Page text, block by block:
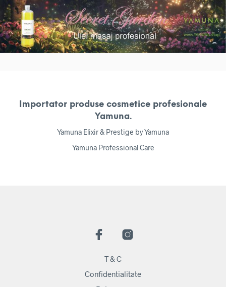
Importator produse cosmetice profesionale
Yamuna.
Yamuna Elixir & Prestige by Yamuna
Yamuna Professional Care
T & C
Confidentialitate